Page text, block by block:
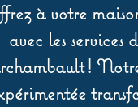
à votre
avec les services
!